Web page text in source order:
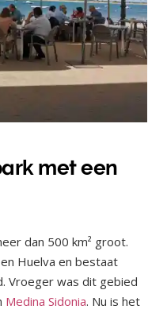
met een
dan 500 km² groot.
Huelva en bestaat
Vroeger was dit gebied
Medina Sidonia. Nu is het